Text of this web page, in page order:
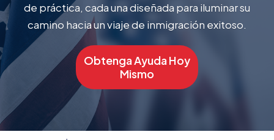
de práctica, cada una diseñada para iluminar su
camino hacia un viaje de inmigración exitoso.
Obtenga Ayuda Hoy
Mismo